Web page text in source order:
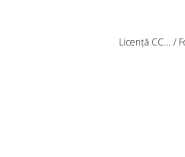
Licență CC... /